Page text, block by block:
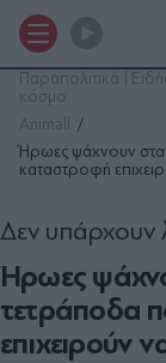
Παραπολιτικά |
κόσμο
Animall
Ήρωες ψάχνουν
καταστροφή
Ήρωες
τετράποδα
επιχειρούν
Δεν υπάρχουν